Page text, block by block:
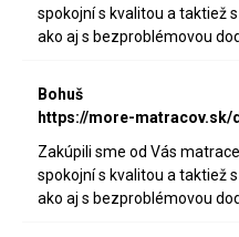
spokojní s kvalitou a taktiež
ako aj s bezproblémovou
Bohuš
https://more-
Zakúpili sme od Vás
spokojní s kvalitou a taktiež
ako aj s bezproblémovou